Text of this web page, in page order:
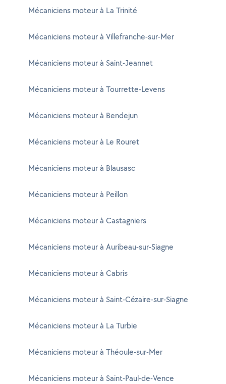
Mécaniciens moteur à La Trinité
Mécaniciens moteur à Villefranche-sur-Mer
Mécaniciens moteur à Saint-Jeannet
Mécaniciens moteur à Tourrette-Levens
Mécaniciens moteur à Bendejun
Mécaniciens moteur à Le Rouret
Mécaniciens moteur à Blausasc
Mécaniciens moteur à Peillon
Mécaniciens moteur à Castagniers
Mécaniciens moteur à Auribeau-sur-Siagne
Mécaniciens moteur à Cabris
Mécaniciens moteur à Saint-Cézaire-sur-Siagne
Mécaniciens moteur à La Turbie
Mécaniciens moteur à Théoule-sur-Mer
Mécaniciens moteur à Saint-Paul-de-Vence